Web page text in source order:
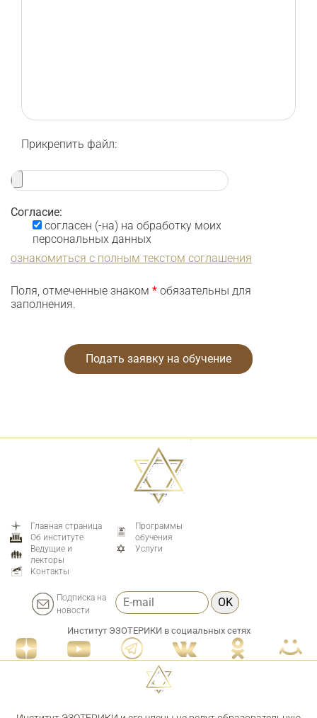
Прикрепить файл:
Согласие:
согласен (-на) на обработку моих
персональных данных
ознакомиться с полным текстом соглашения
Поля, отмеченные знаком * обязательны для
заполнения.
Главная страница
Об институте
Ведущие и
лекторы
Контакты
Программы
обучения
Услуги
Подписка на
новости
OK
Институт ЭЗОТЕРИКИ в социальных сетях